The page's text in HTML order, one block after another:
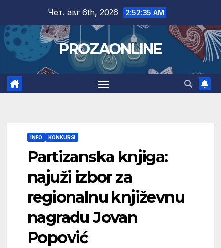
content
Чет. авг 6th, 2026 2:52:35 AM
PROZAONLINE
INFO KONKURSI
Partizanska knjiga:
najuži izbor za
regionalnu književnu
nagradu Jovan
Popović